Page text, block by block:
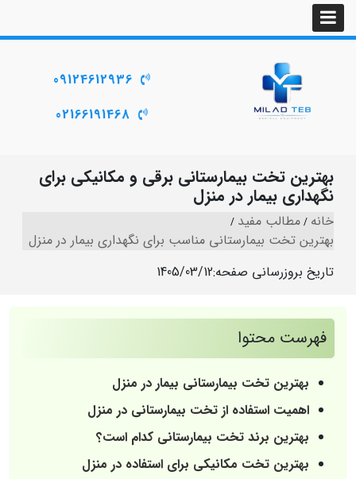
09124612936
02166191468
بهترین تخت بیمارستانی برقی و مکانیکی برای
نگهداری بیمار در منزل
خانه مطالب مفید
بهترین تخت بیمارستانی مناسب برای نگهداری بیمار در منزل
تاریخ بروزرسانی صفحه:1405/03/12
فهرست محتوا
بهترین تخت بیمارستانی بیمار در منزل
اهمیت استفاده از تخت بیمارستانی در منزل
بهترین برند تخت بیمارستانی کدام است؟
بهترین تخت مکانیکی برای استفاده در منزل